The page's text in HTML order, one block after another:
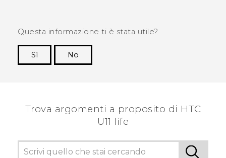
Questa informazione ti è stata utile?
Sì
No
Trova argomenti a proposito di HTC
U11 life